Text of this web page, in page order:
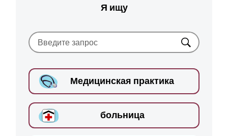
Я ищу
Искать
Медицинская практика
больница